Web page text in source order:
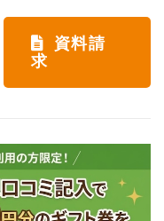
資料請
求